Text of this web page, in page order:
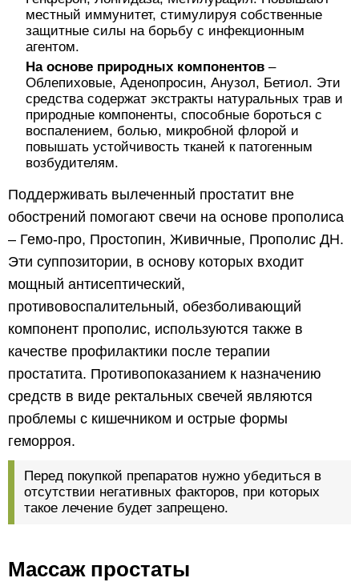
местный иммунитет, стимулируя собственные
защитные силы на борьбу с инфекционным
агентом.
На основе природных компонентов –
Облепиховые, Аденопросин, Анузол, Бетиол. Эти
средства содержат экстракты натуральных трав и
природные компоненты, способные бороться с
воспалением, болью, микробной флорой и
повышать устойчивость тканей к патогенным
возбудителям.
Поддерживать вылеченный простатит вне
обострений помогают свечи на основе прополиса
– Гемо-про, Простопин, Живичные, Прополис ДН.
Эти суппозитории, в основу которых входит
мощный антисептический,
противовоспалительный, обезболивающий
компонент прополис, используются также в
качестве профилактики после терапии
простатита. Противопоказанием к назначению
средств в виде ректальных свечей являются
проблемы с кишечником и острые формы
геморроя.
Перед покупкой препаратов нужно убедиться в
отсутствии негативных факторов, при которых
такое лечение будет запрещено.
Массаж простаты